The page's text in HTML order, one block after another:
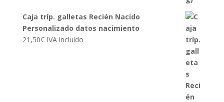
Caja tríp. galletas Recién Nacido
Personalizado datos nacimiento
21,50€ IVA incluído